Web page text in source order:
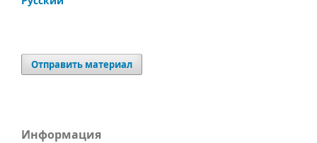
Отправить материал
Информация